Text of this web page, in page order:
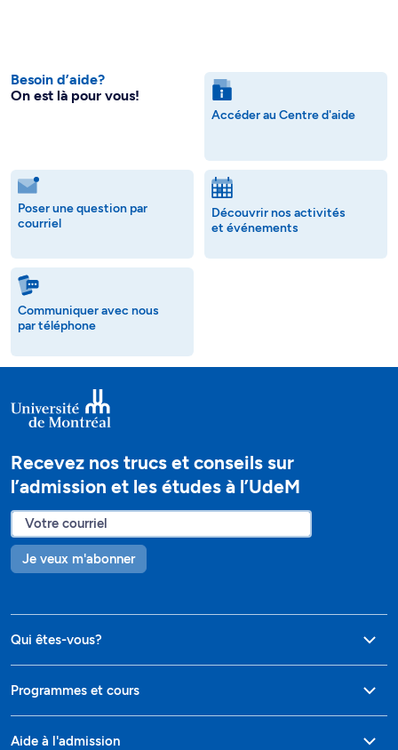
Besoin d’aide?
On est là pour vous!
Accéder au Centre d'aide
Poser une question par
courriel
Découvrir nos activités
et événements
Communiquer avec nous
par téléphone
Recevez nos trucs et conseils sur
l’admission et les études à l’UdeM
Je veux m'abonner
Qui êtes-vous?
Programmes et cours
Aide à l'admission